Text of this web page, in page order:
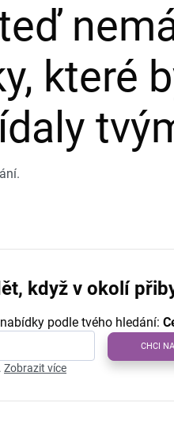
které
když v okolí
nabídky podle tvého hledání:
CHCI
Zobrazit více